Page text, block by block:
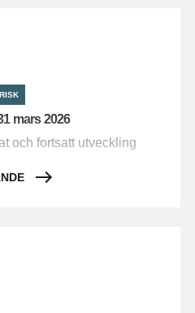
mars 2026
och fortsatt utveckling